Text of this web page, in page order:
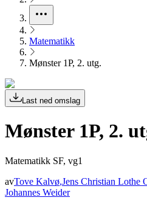
Matematikk
Mønster 1P, 2. utg.
Last ned omslag
Mønster 1P, 2.
Matematikk SF, vg1
avTove Kalvø,Jens Christian Lothe
Johannes Weider